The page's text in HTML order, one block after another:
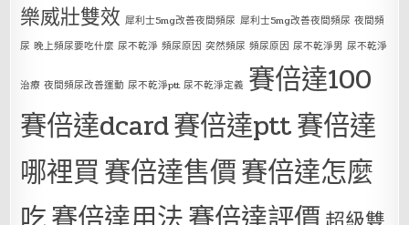
樂威壯雙效 犀利士5mg改善夜間頻尿 犀利士5mg改善夜間頻尿 夜間頻
尿 晚上頻尿要吃什麼 尿不乾淨 頻尿原因 突然頻尿 頻尿原因 尿不乾淨男 尿不乾淨
治療 夜間頻尿改善運動 尿不乾淨ptt 尿不乾淨定義 賽倍達100
賽倍達dcard賽倍達ptt賽倍達
哪裡買賽倍達售價賽倍達怎麼